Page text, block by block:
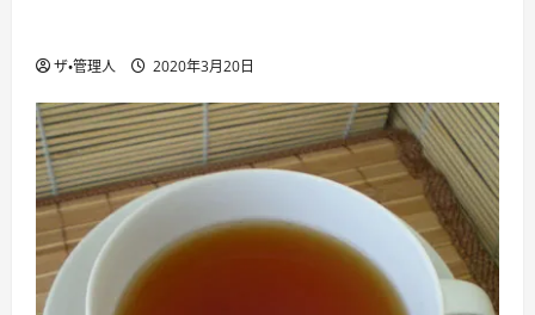
ザ・管理人 2020年3月20日